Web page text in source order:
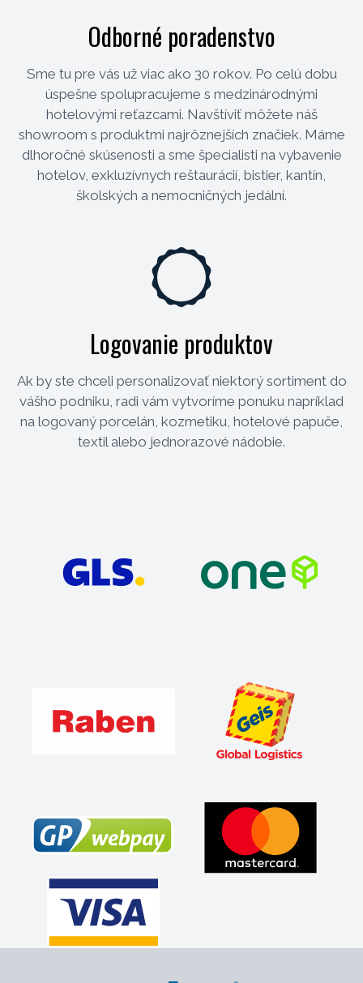
Odborné poradenstvo
Sme tu pre vás už viac ako 30 rokov. Po celú dobu
úspešne spolupracujeme s medzinárodnými
hotelovými reťazcami. Navštíviť môžete náš
showroom s produktmi najrôznejších značiek. Máme
dlhoročné skúsenosti a sme špecialisti na vybavenie
hotelov, exkluzívnych reštaurácií, bistier, kantín,
školských a nemocničných jedální.
Logovanie produktov
Ak by ste chceli personalizovať niektorý sortiment do
vášho podniku, radi vám vytvoríme ponuku napríklad
na logovaný porcelán, kozmetiku, hotelové papuče,
textil alebo jednorazové nádobie.